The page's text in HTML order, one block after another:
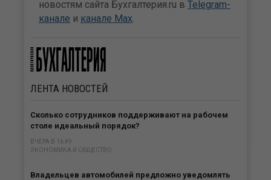
новостям сайта Бухгалтерия.ru в Telegram-
канале и канале Max
ЛЕНТА НОВОСТЕЙ
Сколько сотрудников поддерживают на рабочем
столе идеальный порядок?
ВЧЕРА В 16:49
ЭКОНОМИКА И ОБЩЕСТВО
Владельцев автомобилей предложно уведомлять